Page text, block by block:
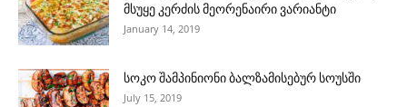
მსუყე კერძის მეორენაირი ვარიანტი
January 14, 2019
სოკო შამპინიონი ბალზამისებურ სოუსში
July 15, 2019